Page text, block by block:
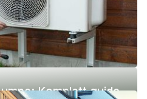
Komplett guide